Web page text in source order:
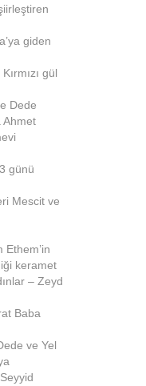
giden
gül
Dede
Ahmet
günü
Mescit ve
Ethem’in
keramet
– Zeyd
Baba
ve Yel